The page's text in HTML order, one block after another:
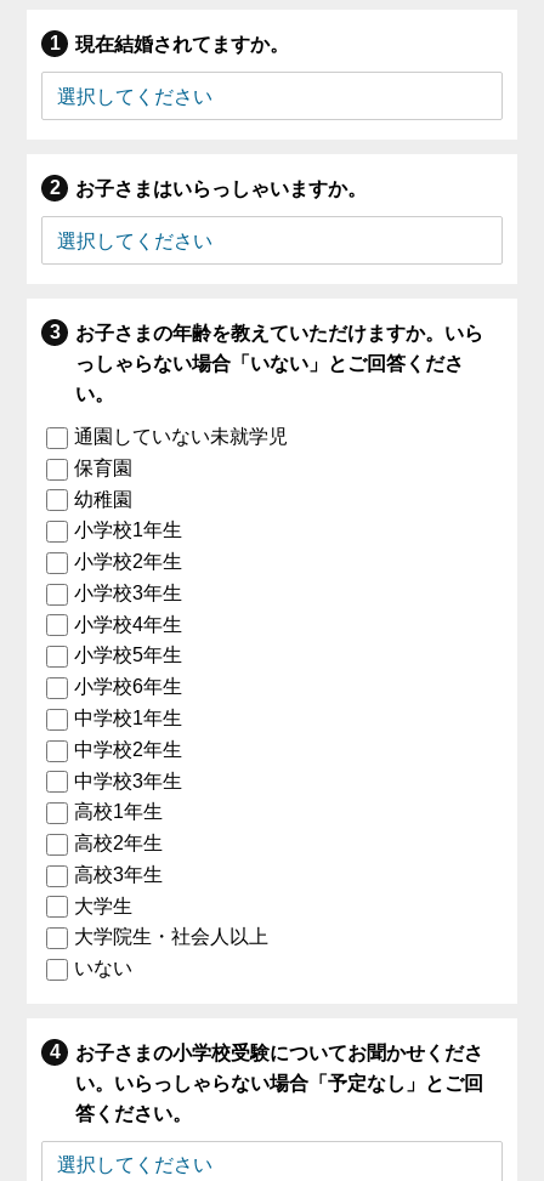
現在結婚されてますか。
お子さまはいらっしゃいますか。
お子さまの年齢を教えていただけますか。いら
っしゃらない場合「いない」とご回答くださ
い。
通園していない未就学児
保育園
幼稚園
小学校1年生
小学校2年生
小学校3年生
小学校4年生
小学校5年生
小学校6年生
中学校1年生
中学校2年生
中学校3年生
高校1年生
高校2年生
高校3年生
大学生
大学院生・社会人以上
いない
お子さまの小学校受験についてお聞かせくださ
い。いらっしゃらない場合「予定なし」とご回
答ください。